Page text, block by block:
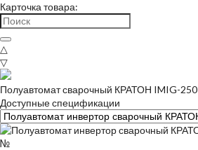
Карточка товара:
△
▽
Полуавтомат сварочный КРАТОН IMIG-250
Доступные спецификации
№